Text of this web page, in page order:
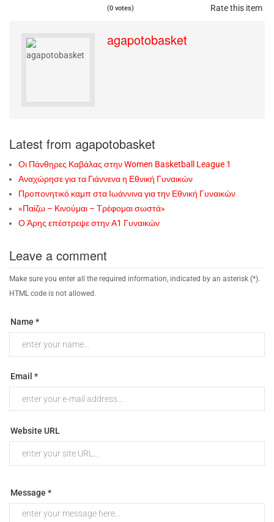
Rate this item
(0 votes)
agapotobasket
Latest from agapotobasket
Οι Πάνθηρες Καβάλας στην Women Basketball League 1
Αναχώρησε για τα Γιάννενα η Εθνική Γυναικών
Προπονητικό καμπ στα Ιωάννινα για την Εθνική Γυναικών
«Παίζω – Κινούμαι – Τρέφομαι σωστά»
Ο Άρης επέστρεψε στην Α1 Γυναικών
Leave a comment
Make sure you enter all the required information, indicated by an asterisk (*).
HTML code is not allowed.
Name *
Email *
Website URL
Message *